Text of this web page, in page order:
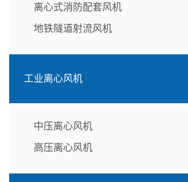
离心式消防配套风机
地铁隧道射流风机
工业离心风机
中压离心风机
高压离心风机